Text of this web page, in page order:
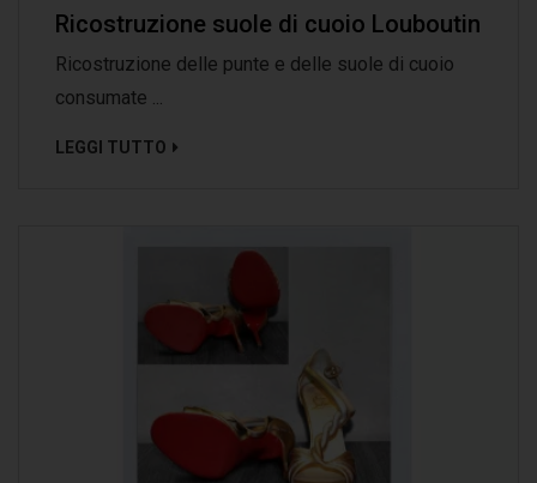
Ricostruzione suole di cuoio Louboutin
Ricostruzione delle punte e delle suole di cuoio
consumate ...
LEGGI TUTTO